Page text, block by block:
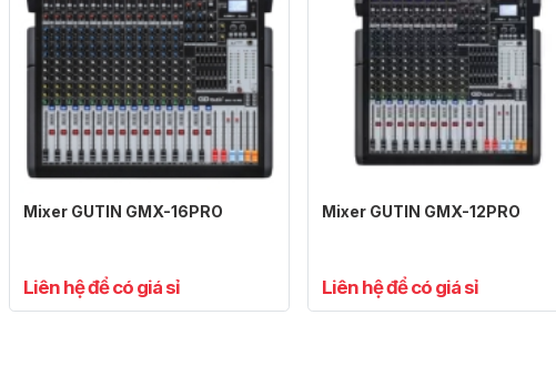
Mixer GUTIN GMX-16PRO
Liên hệ để có giá sỉ
Mixer GUTIN GMX-12PRO
Liên hệ để có giá sỉ